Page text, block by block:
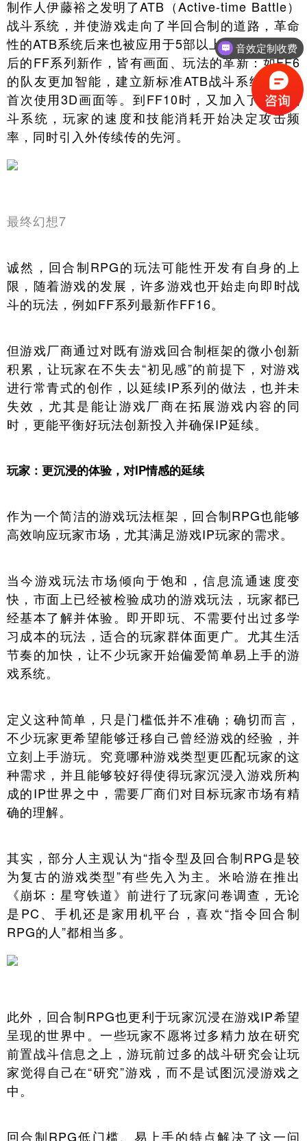
制作人伊藤裕之发明了ATB（Active-time Battle）
战斗系统，并使游戏走向了半回合制的道路，革命
性的ATB系统后来也被应用于5部以上最终幻想。此
后的FF系列新作，皆有画面、玩法的革新：如FF6
的队友更加智能，建立新标准ATB战斗系统；FF7
首次使用3D画面等。到FF10时，又加入了CTB战
斗系统，玩家的速度和技能消耗开始决定攻击频
率，同时引入外传续传的先河。
最终幻想7
诚然，回合制RPG的玩法可能性开发有自身的上
限，随着游戏的发展，许多游戏也开始走向即时战
斗的玩法，例如FF系列最新作FF16。
但游戏厂商通过对既有游戏回合制框架的微小创新
积累，让玩家在不失去“初见感”的前提下，对游戏
进行常青式的创作，以延续IP系列的做法，也并未
失效，尤其是能让游戏厂商在拓展游戏内容的同
时，更能平衡好玩法创新投入并确保IP延续。
玩家：更沉浸的体验，对IP情感的延续
作为一个简洁的游戏玩法框架，回合制RPG也能够
高效响应玩家市场，尤其满足游戏IP玩家的需求。
当今游戏玩法市场倾向于饱和，信息流通速度变
快，市面上已经被检验成功的游戏玩法，玩家都已
经基本了解并体验。即开即玩、不需要付出过多学
习成本的玩法，适合的玩家群体面更广。尤其生活
节奏的加快，让不少玩家开始偏爱简单易上手的游
戏系统。
定义这种简单，只是门槛低并不准确；确切而言，
不少玩家更希望能够迁移自己曾经游戏的经验，并
立刻上手游玩。究竟哪种游戏类型更匹配玩家的这
种需求，并且能够较好得使得玩家沉浸入游戏所构
成的IP世界之中，需要厂商们对目标玩家市场有精
确的理解。
其实，部分人主观认为“指令型及回合制RPG是较
为复古的游戏类型”有些先入为主。米哈游在推出
《崩坏：星穹铁道》前进行了玩家问卷调查，无论
是PC、手机还是家用机平台，喜欢“指令回合制
RPG的人”都相当多。
此外，回合制RPG也更利于玩家沉浸在游戏IP希望
呈现的世界中。一些玩家不愿将过多精力放在研究
前置战斗信息之上，游玩前过多的战斗研究会让玩
家觉得自己在“研究”游戏，而不是试图沉浸游戏之
中。
回合制RPG低门槛、易上手的特点解决了这一问
音效定制收费